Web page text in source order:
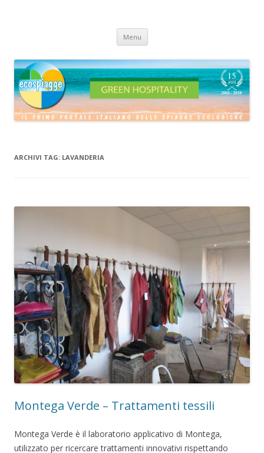
Menu Vai
contenuto
ARCHIVI TAG: LAVANDERIA
Montega Verde – Trattamenti tessili
Montega Verde è il laboratorio applicativo di Montega,
utilizzato per ricercare trattamenti innovativi rispettando